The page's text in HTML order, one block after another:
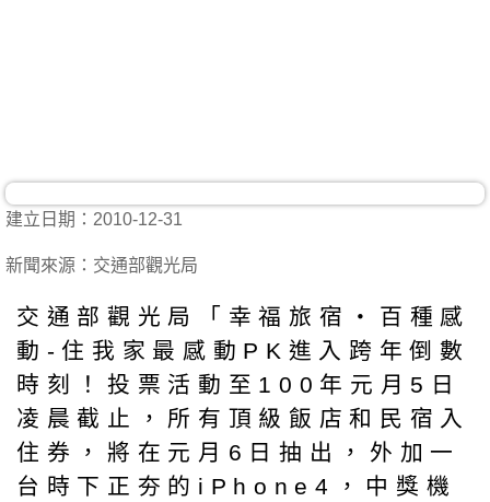
建立日期：2010-12-31
新聞來源：交通部觀光局
交通部觀光局「幸福旅宿‧百種感
動-住我家最感動PK進入跨年倒數
時刻！投票活動至100年元月5日
凌晨截止，所有頂級飯店和民宿入
住券，將在元月6日抽出，外加一
台時下正夯的iPhone4，中獎機